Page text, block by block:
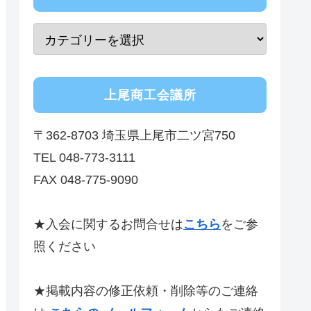
上尾商工会議所
〒362-8703 埼玉県上尾市二ツ宮750
TEL 048-773-3111
FAX 048-775-9090
★入会に関するお問合せはこちら をご参
照ください
★掲載内容の修正依頼・削除等のご連絡